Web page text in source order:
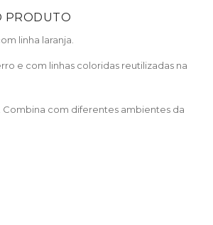
PRODUTO
linha laranja.
e com linhas coloridas reutilizadas na
Combina com diferentes ambientes da